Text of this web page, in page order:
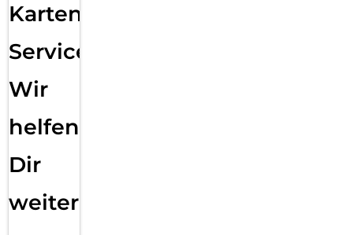
Karten
Service:
Wir
helfen
Dir
weiter